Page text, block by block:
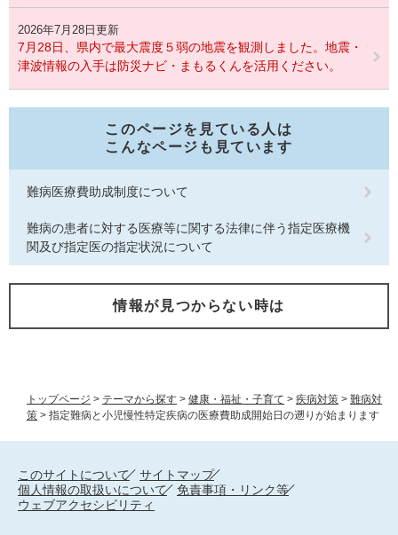
トップページ > テーマから探す > 健康・福祉・子育て > 疾病対策 > 難病対
策 > 指定難病と小児慢性特定疾病の医療費助成開始日の遡りが始まります
2026年7月28日更新
7月28日、県内で最大震度５弱の地震を観測しました。地震・
津波情報の入手は防災ナビ・まもるくんを活用ください。
このページを見ている人は
こんなページも見ています
難病医療費助成制度について
難病の患者に対する医療等に関する法律に伴う指定医療機
関及び指定医の指定状況について
情報が見つからない時は
このサイトについて
サイトマップ
個人情報の取扱いについて
免責事項・リンク等
ウェブアクセシビリティ